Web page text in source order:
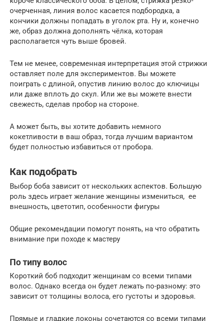
очерченная, линия волос касается подбородка, а
кончики должны попадать в уголок рта. Ну и, конечно
же, образ должна дополнять чёлка, которая
располагается чуть выше бровей.
Тем не менее, современная интерпретация этой стрижки
оставляет поле для экспериментов. Вы можете
поиграть с длиной, опустив линию волос до ключицы
или даже вплоть до скул. Или же вы можете внести
свежесть, сделав пробор на стороне.
А может быть, вы хотите добавить немного
кокетливости в ваш образ, тогда лучшим вариантом
будет полностью избавиться от пробора.
Как подобрать
Выбор боба зависит от нескольких аспектов. Большую
роль здесь играет желание женщины измениться, ее
внешность, цветотип, особенности фигуры
Общие рекомендации помогут понять, на что обратить
внимание при походе к мастеру
По типу волос
Короткий боб подходит женщинам со всеми типами
волос. Однако всегда он будет лежать по-разному: это
зависит от толщины волоса, его густоты и здоровья.
Прямые и гладкие локоны сочетаются со всеми типами